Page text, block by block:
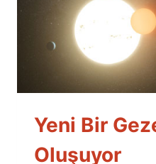
Yeni Bir
Oluşuyor